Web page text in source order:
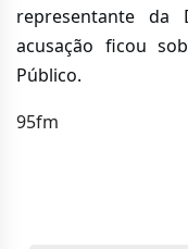
representante da
acusação ficou
Público.
95fm